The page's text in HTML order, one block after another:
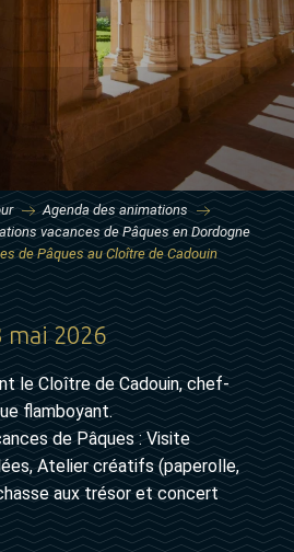
Agenda des animations
vacances de Pâques en Dordogne
de Pâques au Cloître de Cadouin
mai 2026
le Cloître de Cadouin, chef-
flamboyant.
de Pâques : Visite
Atelier créatifs (paperolle,
aux trésor et concert